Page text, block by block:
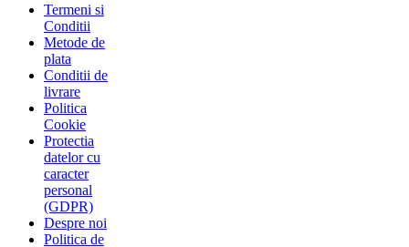
Termeni si
Conditii
Metode de
plata
Conditii de
livrare
Politica
Cookie
Protectia
datelor cu
caracter
personal
(GDPR)
Despre noi
Politica de